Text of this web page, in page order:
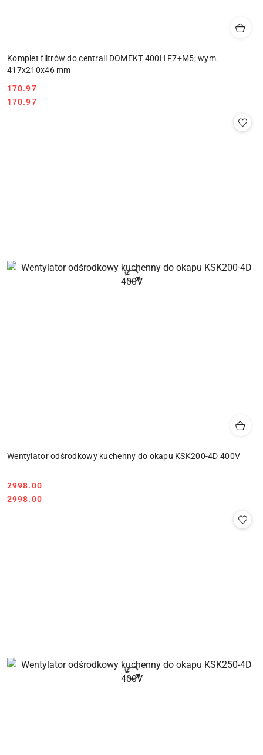
Komplet filtrów do centrali DOMEKT 400H F7+M5; wym.
417x210x46 mm
Cena:
170.97
Cena:
170.97
Wentylator odśrodkowy kuchenny do okapu KSK200-4D 400V
Cena:
2998.00
Cena:
2998.00